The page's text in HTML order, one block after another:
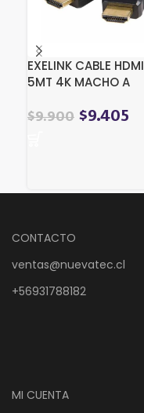
EXELINK CABLE HDMI
5MT 4K MACHO A
$9.900 $9.405
CONTACTO
ventas@nuevatec.cl
+56931788182
MI CUENTA